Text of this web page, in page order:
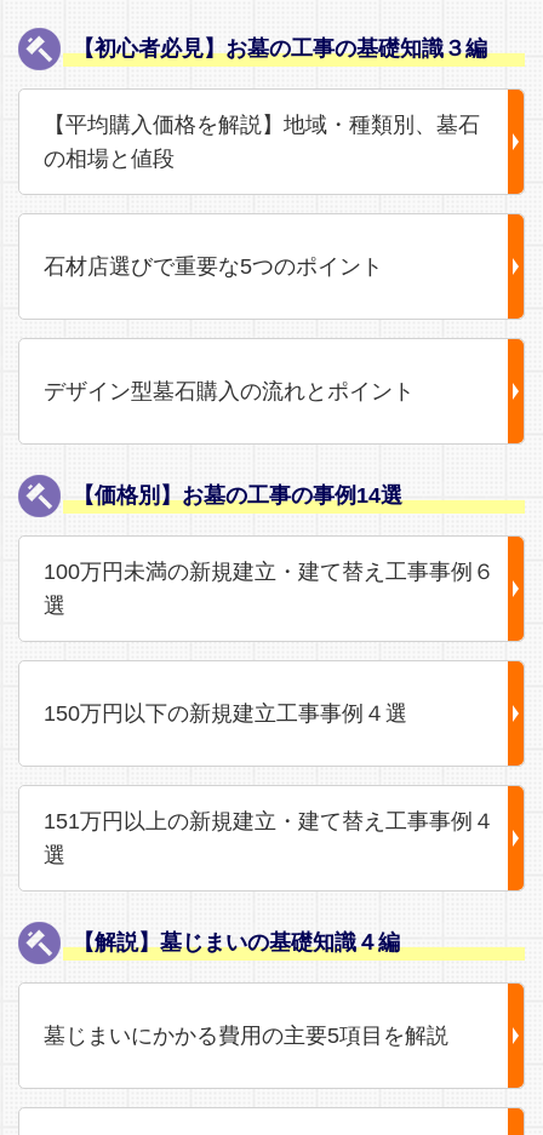
【初心者必見】お墓の工事の基礎知識３編
【平均購入価格を解説】地域・種類別、墓石
の相場と値段
石材店選びで重要な5つのポイント
デザイン型墓石購入の流れとポイント
【価格別】お墓の工事の事例14選
100万円未満の新規建立・建て替え工事事例６
選
150万円以下の新規建立工事事例４選
151万円以上の新規建立・建て替え工事事例４
選
【解説】墓じまいの基礎知識４編
墓じまいにかかる費用の主要5項目を解説